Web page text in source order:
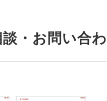
・お問い合